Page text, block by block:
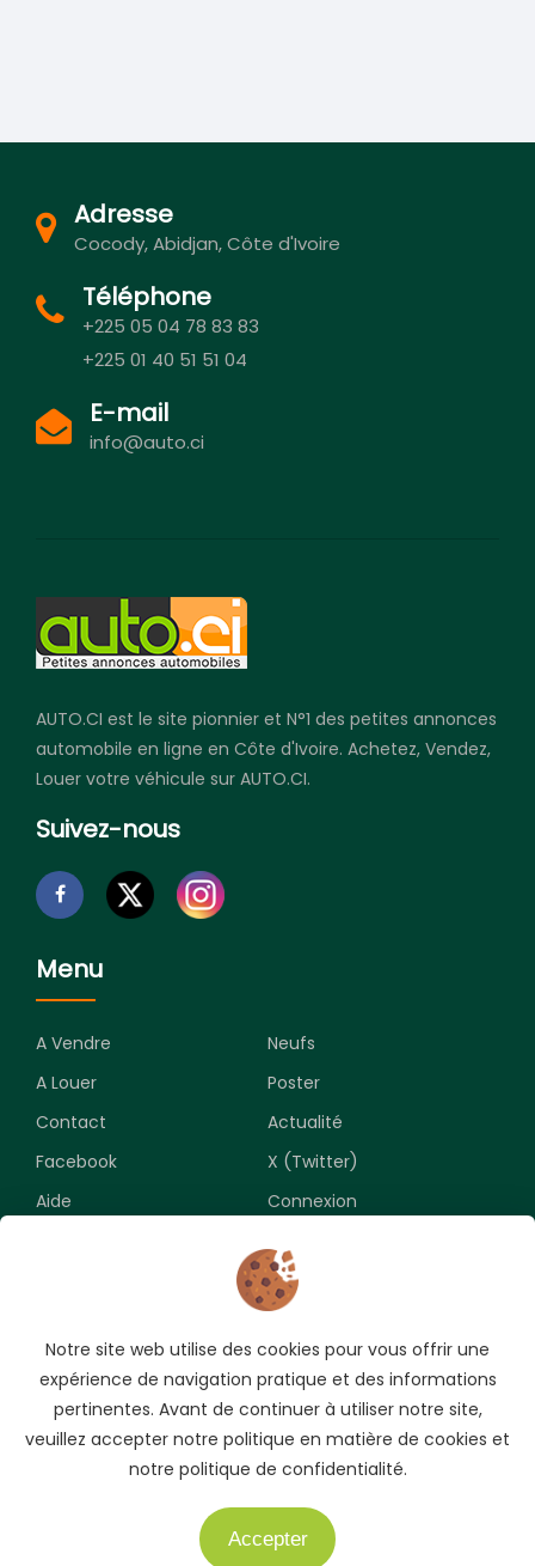
Adresse
Cocody, Abidjan, Côte d'Ivoire
Téléphone
+225 05 04 78 83 83
+225 01 40 51 51 04
E-mail
info@auto.ci
AUTO.CI est le site pionnier et N°1 des petites annonces
automobile en ligne en Côte d'Ivoire. Achetez, Vendez,
Louer votre véhicule sur AUTO.CI.
Suivez-nous
Menu
A Vendre
Neufs
A Louer
Poster
Contact
Actualité
Facebook
X (Twitter)
Aide
Connexion
Souscrivez pour recevoir les meilleures opportunités.
Notre site web utilise des cookies pour vous offrir une
expérience de navigation pratique et des informations
pertinentes. Avant de continuer à utiliser notre site,
veuillez accepter notre politique en matière de cookies et
notre politique de confidentialité.
Accepter